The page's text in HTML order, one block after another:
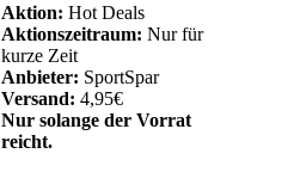
Aktion: Hot Deals
Aktionszeitraum: Nur für
kurze Zeit
Anbieter: SportSpar
Versand: 4,95€
Nur solange der Vorrat
reicht.